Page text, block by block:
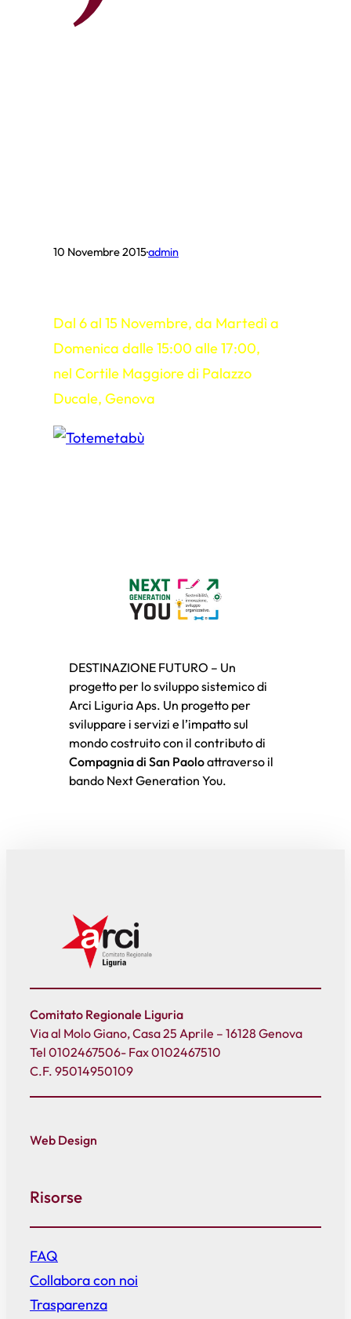
10 Novembre 2015·admin
Dal 6 al 15 Novembre, da Martedì a
Domenica dalle 15:00 alle 17:00,
nel Cortile Maggiore di Palazzo
Ducale, Genova
DESTINAZIONE FUTURO – Un
progetto per lo sviluppo sistemico di
Arci Liguria Aps. Un progetto per
sviluppare i servizi e l’impatto sul
mondo costruito con il contributo di
Compagnia di San Paoloattraverso il
bando Next Generation You.
Comitato Regionale Liguria
Via al Molo Giano, Casa 25 Aprile – 16128 Genova
Tel 0102467506- Fax 0102467510
C.F. 95014950109
Web Design
Risorse
FAQ
Collabora con noi
Trasparenza